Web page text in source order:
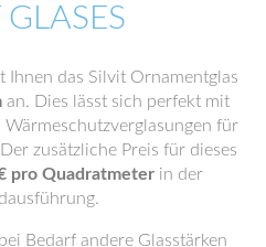
GLASES
Ihnen das Silvit Ornamentglas
an. Dies lässt sich perfekt mit
für
zusätzliche Preis für dieses
pro Quadratmeter in der
Bedarf andere Glasstärken